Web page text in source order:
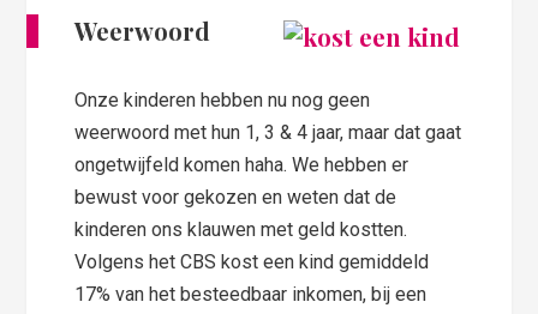
Weerwoord
Onze kinderen hebben nu nog geen
weerwoord met hun 1, 3 & 4 jaar, maar dat gaat
ongetwijfeld komen haha. We hebben er
bewust voor gekozen en weten dat de
kinderen ons klauwen met geld kostten.
Volgens het CBS kost een kind gemiddeld
17% van het besteedbaar inkomen, bij een